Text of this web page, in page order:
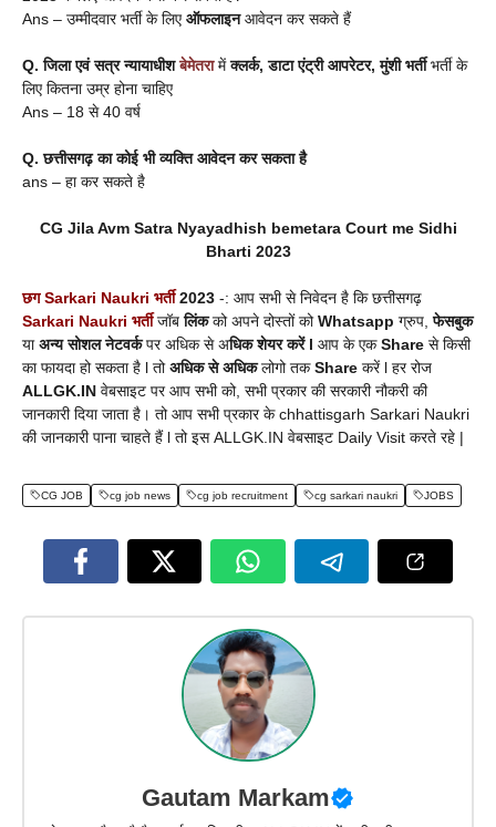
Ans – उम्मीदवार भर्ती के लिएऑफलाइनआवेदन कर सकते हैं
Q.जिला एवं सत्र न्यायाधीशबेमेतरामेंक्लर्क, डाटा एंट्री आपरेटर, मुंशी भर्तीभर्ती के
लिए कितना उम्र होना चाहिए
Ans – 18 से 40 वर्ष
Q.छत्तीसगढ़का कोई भी व्यक्ति आवेदन कर सकता है
ans – हा कर सकते है
CG Jila Avm Satra Nyayadhish bemetara Court me Sidhi
Bharti 2023
छग Sarkari Naukri भर्ती 2023 -: आप सभी से निवेदन है कि छत्तीसगढ़
Sarkari Naukri भर्तीजॉबलिंकको अपने दोस्तों कोWhatsapp ग्रुप,फेसबुक
याअन्य सोशल नेटवर्कपर अधिक से अधिक शेयर करें l आप के एकShare से किसी
का फायदा हो सकता है l तोअधिक से अधिकलोगो तकShare करें l हर रोज
ALLGK.IN वेबसाइट पर आप सभी को, सभी प्रकार की सरकारी नौकरी की
जानकारी दिया जाता है। तो आप सभी प्रकार के chhattisgarh Sarkari Naukri
की जानकारी पाना चाहते हैं l तो इस ALLGK.IN वेबसाइट Daily Visit करते रहे |
CG JOB cg job news cg job recruitment cg sarkari naukri JOBS
Gautam Markam